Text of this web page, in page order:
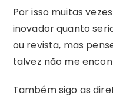
Por isso muitas
inovador quanto
ou revista, mas
talvez não me
Também sigo as